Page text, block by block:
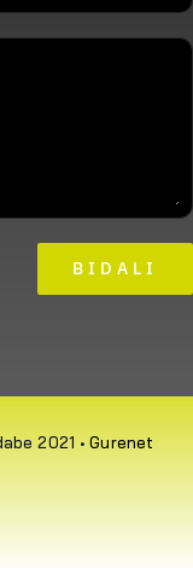
BIDALI
2021 •Gurenet